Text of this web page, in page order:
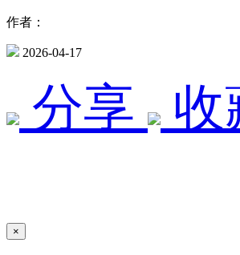
作者：
2026-04-17
分享 收
×